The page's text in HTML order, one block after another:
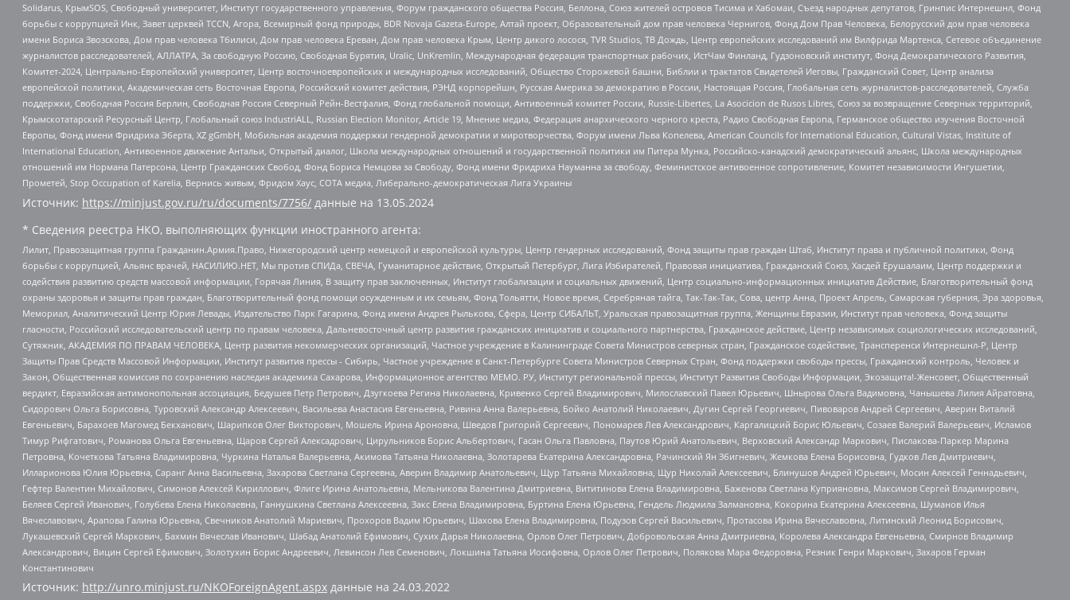
Solidarus, КрымSOS, Свободный университет, Институт государственного управления, Форум гражданского общества Россия, Беллона, Союз жителей островов Тисима и Хабомаи, Съезд народных депутатов, Гринпис Интернешнл, Фонд
борьбы с коррупцией Инк, Завет церквей TCCN, Агора, Всемирный фонд природы, BDR Novaja Gazeta-Europe, Алтай проект, Образовательный дом прав человека Чернигов, Фонд Дом Прав Человека, Белорусский дом прав человека
имени Бориса Звозскова, Дом прав человека Тбилиси, Дом прав человека Ереван, Дом прав человека Крым, Центр дикого лосося, TVR Studios, ТВ Дождь, Центр европейских исследований им Вилфрида Мартенса, Сетевое объединение
журналистов расследователей, АЛЛАТРА, За свободную Россию, Свободная Бурятия, Uralic, UnKremlin, Международная федерация транспортных рабочих, ИстЧам Финланд, Гудзоновский институт, Фонд Демократического Развития,
Комитет-2024, Центрально-Европейский университет, Центр восточноевропейских и международных исследований, Общество Сторожевой башни, Библии и трактатов Свидетелей Иеговы, Гражданский Совет, Центр анализа
европейской политики, Академическая сеть Восточная Европа, Российский комитет действия, РЭНД корпорейшн, Русская Америка за демократию в России, Настоящая Россия, Глобальная сеть журналистов-расследователей, Служба
поддержки, Свободная Россия Берлин, Свободная Россия Северный Рейн-Вестфалия, Фонд глобальной помощи, Антивоенный комитет России, Russie-Libertes, La Asocicion de Rusos Libres, Союз за возвращение Северных территорий,
Крымскотатарский Ресурсный Центр, Глобальный союз IndustriALL, Russian Election Monitor, Article 19, Мнение медиа, Федерация анархического черного креста, Радио Свободная Европа, Германское общество изучения Восточной
Европы, Фонд имени Фридриха Эберта, XZ gGmbH, Мобильная академия поддержки гендерной демократии и миротворчества, Форум имени Льва Копелева, American Councils for International Education, Cultural Vistas, Institute of
International Education, Антивоенное движение Антальи, Открытый диалог, Школа международных отношений и государственной политики им Питера Мунка, Российско-канадский демократический альянс, Школа международных
отношений им Нормана Патерсона, Центр Гражданских Свобод, Фонд Бориса Немцова за Свободу, Фонд имени Фридриха Науманна за свободу, Феминистское антивоенное сопротивление, Комитет независимости Ингушетии,
Прометей, Stop Occupation of Karelia, Вернись живым, Фридом Хаус, СОТА медиа, Либерально-демократическая Лига Украины
Источник: https://minjust.gov.ru/ru/documents/7756/ данные на 13.05.2024
* Сведения реестра НКО, выполняющих функции иностранного агента:
Лилит, Правозащитная группа Гражданин.Армия.Право, Нижегородский центр немецкой и европейской культуры, Центр гендерных исследований, Фонд защиты прав граждан Штаб, Институт права и публичной политики, Фонд
борьбы с коррупцией, Альянс врачей, НАСИЛИЮ.НЕТ, Мы против СПИДа, СВЕЧА, Гуманитарное действие, Открытый Петербург, Лига Избирателей, Правовая инициатива, Гражданский Союз, Хасдей Ерушалаим, Центр поддержки и
содействия развитию средств массовой информации, Горячая Линия, В защиту прав заключенных, Институт глобализации и социальных движений, Центр социально-информационных инициатив Действие, Благотворительный фонд
охраны здоровья и защиты прав граждан, Благотворительный фонд помощи осужденным и их семьям, Фонд Тольятти, Новое время, Серебряная тайга, Так-Так-Так, Сова, центр Анна, Проект Апрель, Самарская губерния, Эра здоровья,
Мемориал, Аналитический Центр Юрия Левады, Издательство Парк Гагарина, Фонд имени Андрея Рылькова, Сфера, Центр СИБАЛЬТ, Уральская правозащитная группа, Женщины Евразии, Институт прав человека, Фонд защиты
гласности, Российский исследовательский центр по правам человека, Дальневосточный центр развития гражданских инициатив и социального партнерства, Гражданское действие, Центр независимых социологических исследований,
Сутяжник, АКАДЕМИЯ ПО ПРАВАМ ЧЕЛОВЕКА, Центр развития некоммерческих организаций, Частное учреждение в Калининграде Совета Министров северных стран, Гражданское содействие, Трансперенси Интернешнл-Р, Центр
Защиты Прав Средств Массовой Информации, Институт развития прессы - Сибирь, Частное учреждение в Санкт-Петербурге Совета Министров Северных Стран, Фонд поддержки свободы прессы, Гражданский контроль, Человек и
Закон, Общественная комиссия по сохранению наследия академика Сахарова, Информационное агентство МЕМО. РУ, Институт региональной прессы, Институт Развития Свободы Информации, Экозащита!-Женсовет, Общественный
вердикт, Евразийская антимонопольная ассоциация, Бедушев Петр Петрович, Дзугкоева Регина Николаевна, Кривенко Сергей Владимирович, Милославский Павел Юрьевич, Шнырова Ольга Вадимовна, Чанышева Лилия Айратовна,
Сидорович Ольга Борисовна, Туровский Александр Алексеевич, Васильева Анастасия Евгеньевна, Ривина Анна Валерьевна, Бойко Анатолий Николаевич, Дугин Сергей Георгиевич, Пивоваров Андрей Сергеевич, Аверин Виталий
Евгеньевич, Барахоев Магомед Бекханович, Шарипков Олег Викторович, Мошель Ирина Ароновна, Шведов Григорий Сергеевич, Пономарев Лев Александрович, Каргалицкий Борис Юльевич, Созаев Валерий Валерьевич, Исламов
Тимур Рифгатович, Романова Ольга Евгеньевна, Щаров Сергей Алексадрович, Цирульников Борис Альбертович, Гасан Ольга Павловна, Паутов Юрий Анатольевич, Верховский Александр Маркович, Пислакова-Паркер Марина
Петровна, Кочеткова Татьяна Владимировна, Чуркина Наталья Валерьевна, Акимова Татьяна Николаевна, Золотарева Екатерина Александровна, Рачинский Ян Збигневич, Жемкова Елена Борисовна, Гудков Лев Дмитриевич,
Илларионова Юлия Юрьевна, Саранг Анна Васильевна, Захарова Светлана Сергеевна, Аверин Владимир Анатольевич, Щур Татьяна Михайловна, Щур Николай Алексеевич, Блинушов Андрей Юрьевич, Мосин Алексей Геннадьевич,
Гефтер Валентин Михайлович, Симонов Алексей Кириллович, Флиге Ирина Анатольевна, Мельникова Валентина Дмитриевна, Вититинова Елена Владимировна, Баженова Светлана Куприяновна, Максимов Сергей Владимирович,
Беляев Сергей Иванович, Голубева Елена Николаевна, Ганнушкина Светлана Алексеевна, Закс Елена Владимировна, Буртина Елена Юрьевна, Гендель Людмила Залмановна, Кокорина Екатерина Алексеевна, Шуманов Илья
Вячеславович, Арапова Галина Юрьевна, Свечников Анатолий Мариевич, Прохоров Вадим Юрьевич, Шахова Елена Владимировна, Подузов Сергей Васильевич, Протасова Ирина Вячеславовна, Литинский Леонид Борисович,
Лукашевский Сергей Маркович, Бахмин Вячеслав Иванович, Шабад Анатолий Ефимович, Сухих Дарья Николаевна, Орлов Олег Петрович, Добровольская Анна Дмитриевна, Королева Александра Евгеньевна, Смирнов Владимир
Александрович, Вицин Сергей Ефимович, Золотухин Борис Андреевич, Левинсон Лев Семенович, Локшина Татьяна Иосифовна, Орлов Олег Петрович, Полякова Мара Федоровна, Резник Генри Маркович, Захаров Герман
Константинович
Источник: http://unro.minjust.ru/NKOForeignAgent.aspx данные на 24.03.2022